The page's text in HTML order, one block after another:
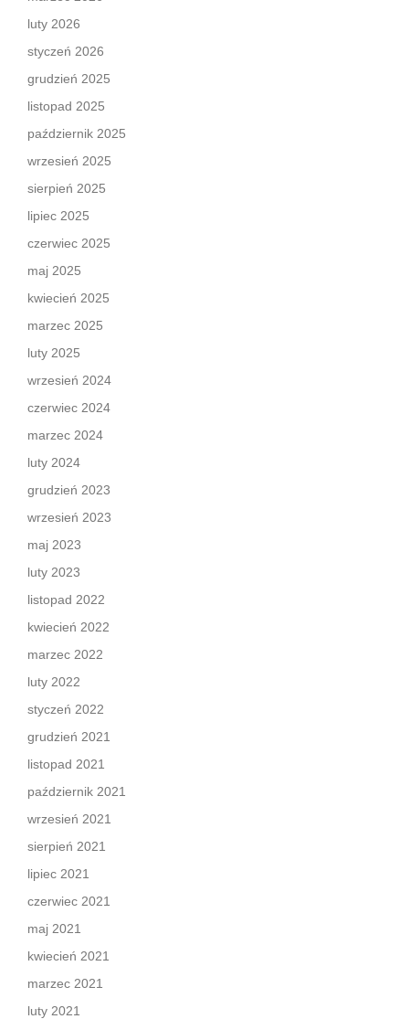
luty 2026
styczeń 2026
grudzień 2025
listopad 2025
październik 2025
wrzesień 2025
sierpień 2025
lipiec 2025
czerwiec 2025
maj 2025
kwiecień 2025
marzec 2025
luty 2025
wrzesień 2024
czerwiec 2024
marzec 2024
luty 2024
grudzień 2023
wrzesień 2023
maj 2023
luty 2023
listopad 2022
kwiecień 2022
marzec 2022
luty 2022
styczeń 2022
grudzień 2021
listopad 2021
październik 2021
wrzesień 2021
sierpień 2021
lipiec 2021
czerwiec 2021
maj 2021
kwiecień 2021
marzec 2021
luty 2021